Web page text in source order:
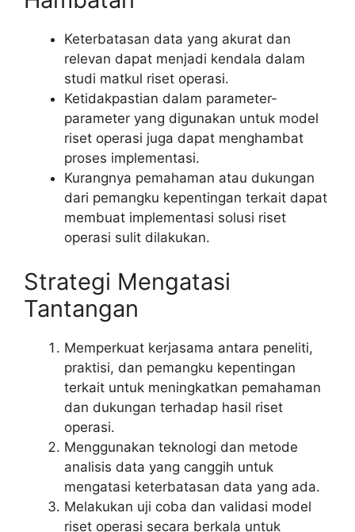
Keterbatasan data yang akurat dan
relevan dapat menjadi kendala dalam
studi matkul riset operasi.
Ketidakpastian dalam parameter-
parameter yang digunakan untuk model
riset operasi juga dapat menghambat
proses implementasi.
Kurangnya pemahaman atau dukungan
dari pemangku kepentingan terkait dapat
membuat implementasi solusi riset
operasi sulit dilakukan.
Strategi Mengatasi
Tantangan
Memperkuat kerjasama antara peneliti,
praktisi, dan pemangku kepentingan
terkait untuk meningkatkan pemahaman
dan dukungan terhadap hasil riset
operasi.
Menggunakan teknologi dan metode
analisis data yang canggih untuk
mengatasi keterbatasan data yang ada.
Melakukan uji coba dan validasi model
riset operasi secara berkala untuk